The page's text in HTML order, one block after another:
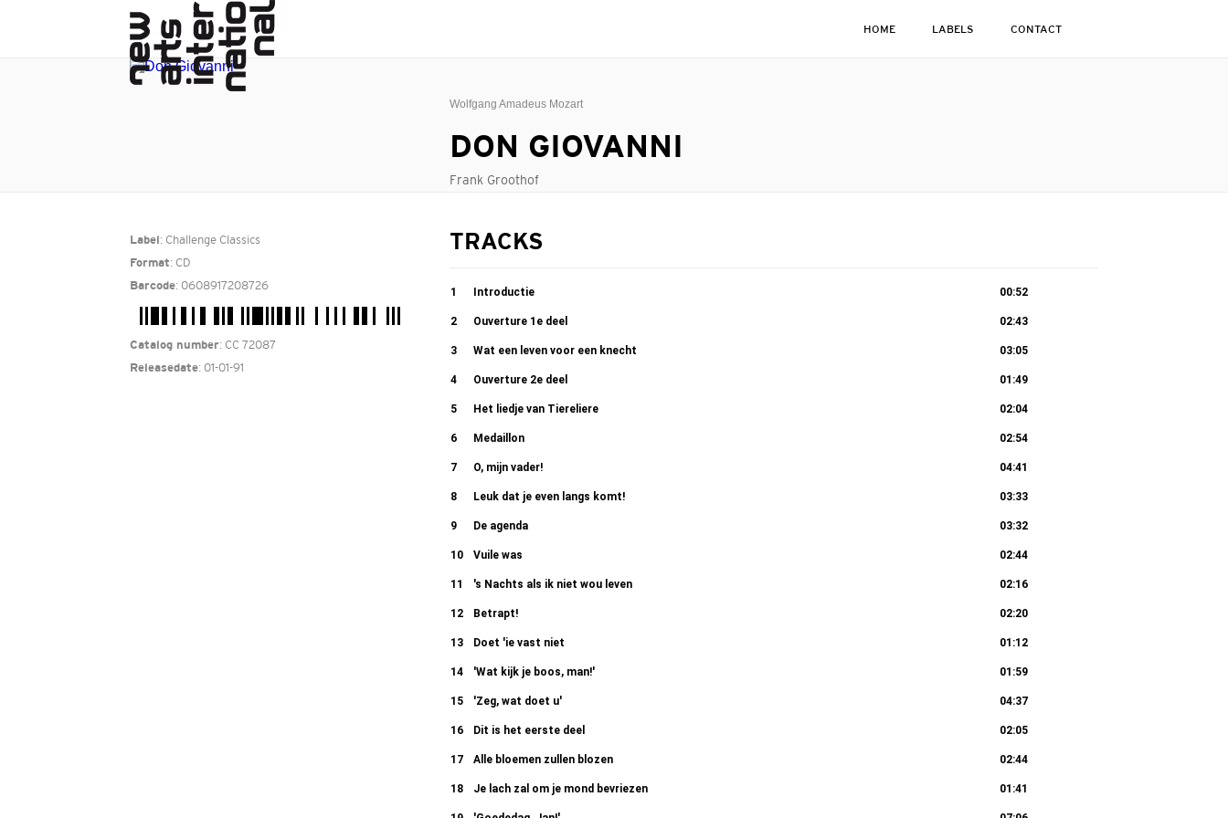
HOME LABELS CONTACT
Wolfgang Amadeus Mozart
DON GIOVANNI
Frank Groothof
Label : Challenge Classics
Format: CD
Barcode: 0608917208726
Catalog number: CC 72087
Releasedate: 01-01-91
TRACKS
1 Introductie 00:52
2 Ouverture 1e deel 02:43
3 Wat een leven voor een knecht 03:05
4 Ouverture 2e deel 01:49
5 Het liedje van Tiereliere 02:04
6 Medaillon 02:54
7 O, mijn vader! 04:41
8 Leuk dat je even langs komt! 03:33
9 De agenda 03:32
10 Vuile was 02:44
11 's Nachts als ik niet wou leven 02:16
12 Betrapt! 02:20
13 Doet 'ie vast niet 01:12
14 'Wat kijk je boos, man!' 01:59
15 'Zeg, wat doet u' 04:37
16 Dit is het eerste deel 02:05
17 Alle bloemen zullen blozen 02:44
18 Je lach zal om je mond bevriezen 01:41